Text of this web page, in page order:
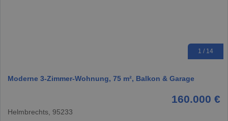
1 / 14
Moderne 3-Zimmer-Wohnung, 75 m², Balkon & Garage
160.000 €
Helmbrechts, 95233